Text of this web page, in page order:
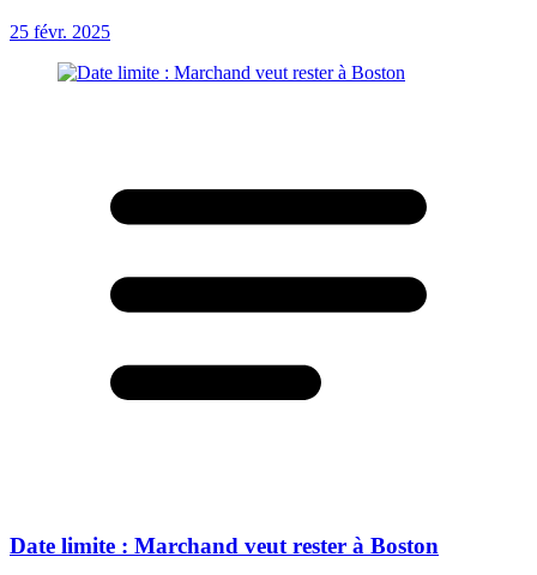
25 févr. 2025
Date limite : Marchand veut rester à Boston